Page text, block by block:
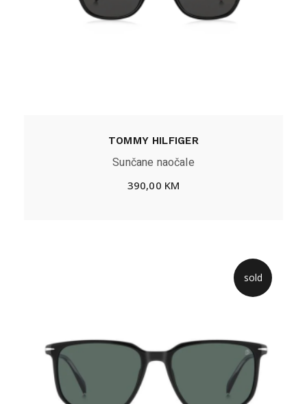
TOMMY HILFIGER
Sunčane naočale
390,00 KM
sold